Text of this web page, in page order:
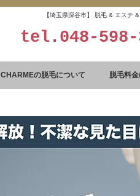
【埼玉県深谷市】 脱毛 & エステ
tel. 048-598-
CHARMEの脱毛について 脱毛料